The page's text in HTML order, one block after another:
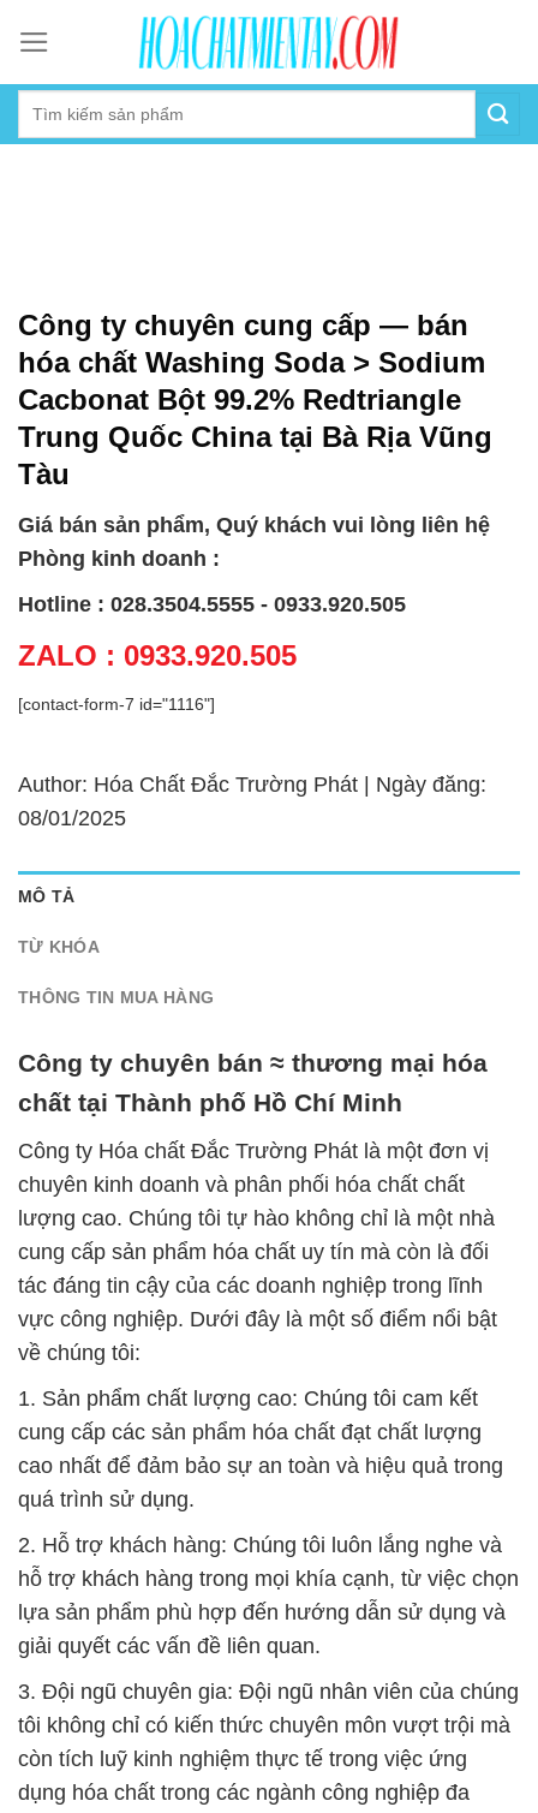
content
Công ty chuyên cung cấp — bán
hóa chất Washing Soda > Sodium
Cacbonat Bột 99.2% Redtriangle
Trung Quốc China tại Bà Rịa Vũng
Tàu
Giá bán sản phẩm, Quý khách vui lòng liên hệ
Phòng kinh doanh :
Hotline : 028.3504.5555 - 0933.920.505
ZALO : 0933.920.505
[contact-form-7 id="1116"]
Author: Hóa Chất Đắc Trường Phát | Ngày đăng:
08/01/2025
MÔ TẢ
TỪ KHÓA
THÔNG TIN MUA HÀNG
Công ty chuyên bán ≈ thương mại hóa
chất tại Thành phố Hồ Chí Minh
Công ty Hóa chất Đắc Trường Phát là một đơn vị
chuyên kinh doanh và phân phối hóa chất chất
lượng cao. Chúng tôi tự hào không chỉ là một nhà
cung cấp sản phẩm hóa chất uy tín mà còn là đối
tác đáng tin cậy của các doanh nghiệp trong lĩnh
vực công nghiệp. Dưới đây là một số điểm nổi bật
về chúng tôi:
1. Sản phẩm chất lượng cao: Chúng tôi cam kết
cung cấp các sản phẩm hóa chất đạt chất lượng
cao nhất để đảm bảo sự an toàn và hiệu quả trong
quá trình sử dụng.
2. Hỗ trợ khách hàng: Chúng tôi luôn lắng nghe và
hỗ trợ khách hàng trong mọi khía cạnh, từ việc chọn
lựa sản phẩm phù hợp đến hướng dẫn sử dụng và
giải quyết các vấn đề liên quan.
3. Đội ngũ chuyên gia: Đội ngũ nhân viên của chúng
tôi không chỉ có kiến thức chuyên môn vượt trội mà
còn tích luỹ kinh nghiệm thực tế trong việc ứng
dụng hóa chất trong các ngành công nghiệp đa